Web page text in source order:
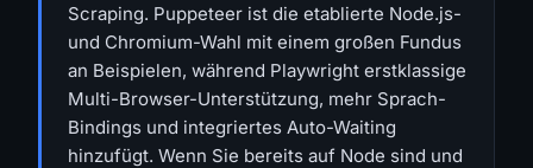
Scraping. Puppeteer ist die etablierte Node.js-
und Chromium-Wahl mit einem großen Fundus
an Beispielen, während Playwright erstklassige
Multi-Browser-Unterstützung, mehr Sprach-
Bindings und integriertes Auto-Waiting
hinzufügt. Wenn Sie bereits auf Node sind und